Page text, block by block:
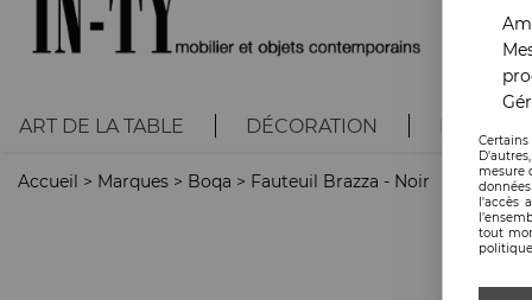
ART DE LA TABLE DÉCORATION
Accueil > Marques > Boqa > Fauteuil Brazza - Noir
mesure
l'accès
tout